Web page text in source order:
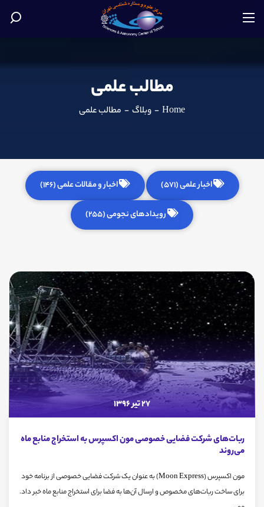
مطالب علمی
Home
- وبلاگ - مطالب علمی
اخبار علمی (571) اخبار و مقالات علمی (146)
رویدادهای نجومی (255)
27 تیر 1396
ربات‌های شرکت فضایی خصوصی مون اکسپرس به استخراج منابع ماه
می‌روند
مون اکسپرس (Moon Express) به عنوان یک شرکت فضایی خصوصی از برنامه خود
برای ساخت ربات‌های مخصوص و ارسال آن‌ها به فضا برای استخراج منابع ماه خبر داد.